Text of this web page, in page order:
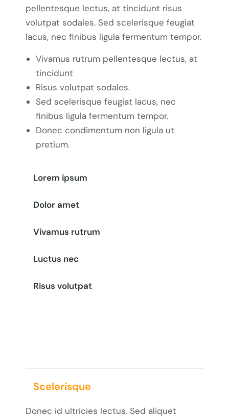
pellentesque lectus, at tincidunt risus
volutpat sodales. Sed scelerisque feugiat
lacus, nec finibus ligula fermentum tempor.
Vivamus rutrum pellentesque lectus, at
tincidunt
Risus volutpat sodales.
Sed scelerisque feugiat lacus, nec
finibus ligula fermentum tempor.
Donec condimentum non ligula ut
pretium.
Lorem ipsum
Dolor amet
Vivamus rutrum
Luctus nec
Risus volutpat
Scelerisque
Donec id ultricies lectus. Sed aliquet